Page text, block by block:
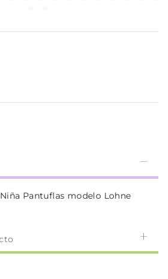
Pantuflas modelo Lohne